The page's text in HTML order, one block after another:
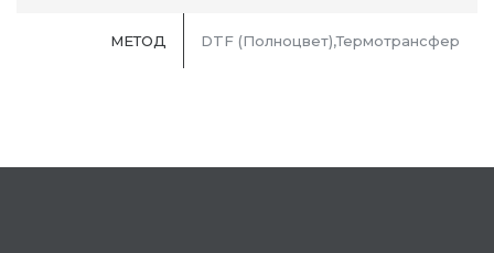
МЕТОД DTF (Полноцвет),Термотрансфер